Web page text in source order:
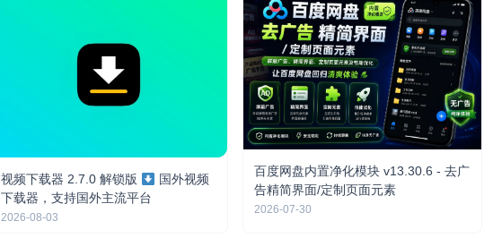
视频下载器 2.7.0 解锁版
国外视频
下载器，支持国外主流平台
2026-08-03
百度网盘内置净化模块 v13.30.6 - 去广
告精简界面/定制页面元素
2026-07-30